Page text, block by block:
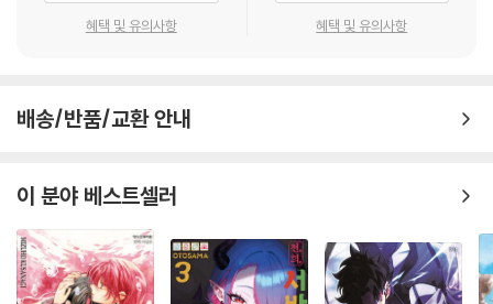
혜택 및 유의사항 혜택 및 유의사항
배송/반품/교환 안내
이 분야 베스트셀러